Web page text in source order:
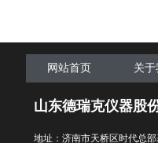
网站首页 关
山东德瑞克仪器股
地址：济南市天桥区时代总